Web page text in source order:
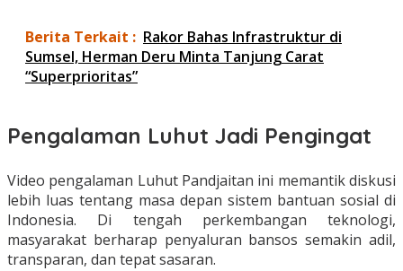
Berita Terkait : Rakor Bahas Infrastruktur di
Sumsel, Herman Deru Minta Tanjung Carat
“Superprioritas”
Pengalaman Luhut Jadi Pengingat
Video pengalaman Luhut Pandjaitan ini memantik diskusi
lebih luas tentang masa depan sistem bantuan sosial di
Indonesia. Di tengah perkembangan teknologi,
masyarakat berharap penyaluran bansos semakin adil,
transparan, dan tepat sasaran.